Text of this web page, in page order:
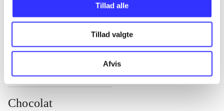
Tillad alle
Tillad valgte
Afvis
Chocolat